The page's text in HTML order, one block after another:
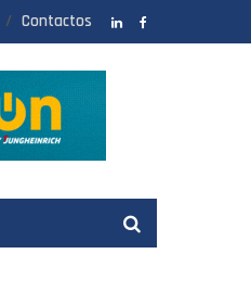
Contactos